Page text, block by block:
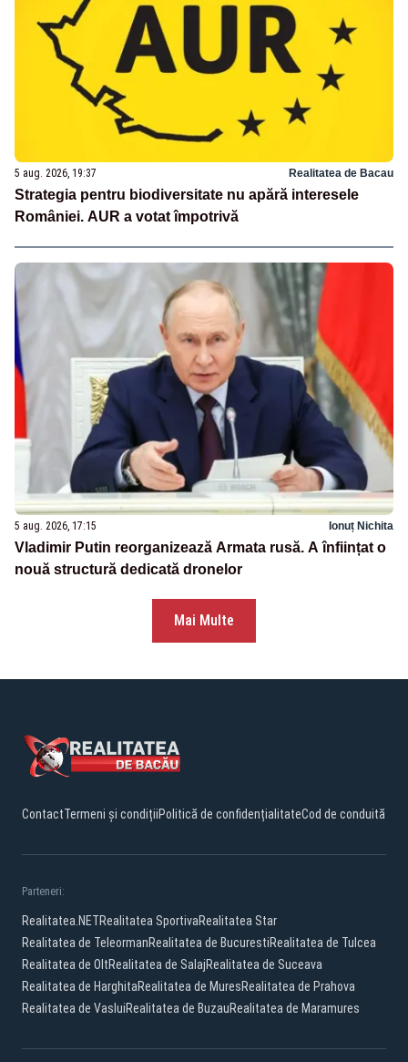
5 aug. 2026, 19:37 Realitatea de Bacau
Strategia pentru biodiversitate nu apără interesele
României. AUR a votat împotrivă
5 aug. 2026, 17:15 Ionuț Nichita
Vladimir Putin reorganizează Armata rusă. A înființat o
nouă structură dedicată dronelor
Mai Multe
ContactTermeni și condițiiPolitică de confidențialitateCod de conduită
Parteneri:
Realitatea.NETRealitatea SportivaRealitatea Star
Realitatea de TeleormanRealitatea de BucurestiRealitatea de Tulcea
Realitatea de OltRealitatea de SalajRealitatea de Suceava
Realitatea de HarghitaRealitatea de MuresRealitatea de Prahova
Realitatea de VasluiRealitatea de BuzauRealitatea de Maramures